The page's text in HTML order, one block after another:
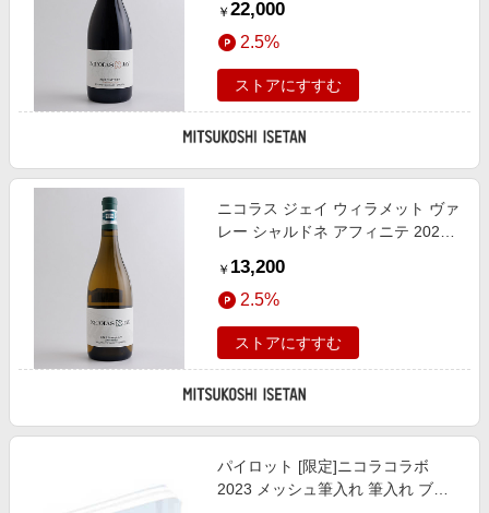
式】
￥ 22,000
2.5%
ストアにすすむ
ニコラス ジェイ ウィラメット ヴァ
レー シャルドネ アフィニテ 2022
￥ 13,200
2.5%
ストアにすすむ
パイロット [限定]ニコラコラボ
2023 メッシュ筆入れ 筆入れ ブル